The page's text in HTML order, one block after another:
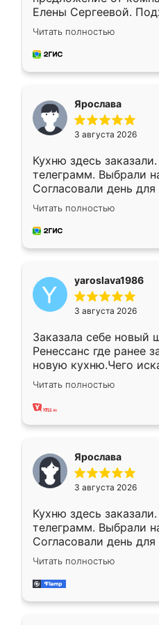
Елены Сергеевой.
короткие сроки
для замера сотрудник
предложил по моему
Читать полностью
Ярослава
3 августа 2026
Кухню здесь
телеграмм. Выбрали
Согласовали день
недели кухня была
довольны работой.
мебель за
Читать полностью
yaroslava1986
3 августа 2026
Заказала себе новый
Ренессанс где ранее
новую кухню.Чего
вполне довольна.
два года, нареканий
Читать полностью
Ярослава
3 августа 2026
Кухню здесь
телеграмм. Выбрали
Согласовали день
недели кухня была
довольны работой.
мебель за
Читать полностью